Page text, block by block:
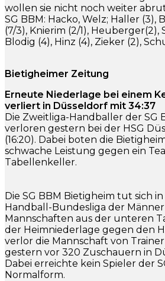
wollen sie nicht noch weiter
SG BBM: Hacko, Welz; Haller (3),
(7/3), Knierim (2/1), Heuberger(2),
Blodig (4), Hinz (4), Zieker (2),
Bietigheimer Zeitung
Erneute Niederlage bei einem
verliert in Düsseldorf mit 34:37
Die Zweitliga-Handballer der SG
verloren gestern bei der HSG
(16:20). Dabei boten die
schwache Leistung gegen ein
Tabellenkeller.
Die SG BBM Bietigheim tut sich
Handball-Bundesliga der
Mannschaften aus der unteren
der Heimniederlage gegen den
verlor die Mannschaft von
gestern vor 320 Zuschauern in
Dabei erreichte kein Spieler der
Normalform.